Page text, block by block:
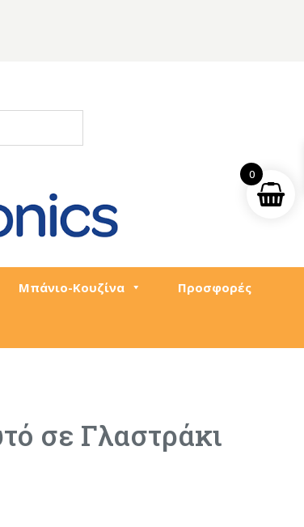
Μπάνιο-Κουζίνα Προσφορές
σε Γλαστράκι
0